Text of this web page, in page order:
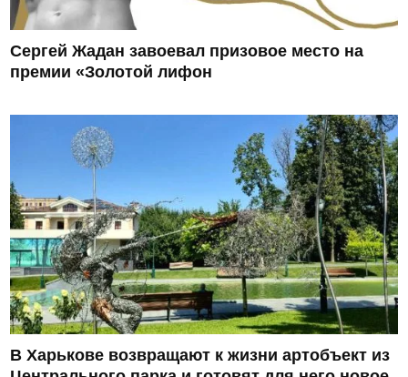
Сергей Жадан завоевал призовое место на
премии «Золотой лифон
В Харькове возвращают к жизни артобъект из